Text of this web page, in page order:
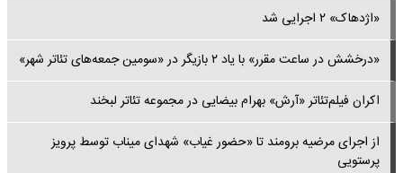
«اژدهاک» ۲ اجرایی شد
«درخشش در ساعت مقرر» با یاد ۲ بازیگر در «سومین جمعه‌های تئاتر شهر»
اکران فیلم‌تئاتر «آرش» بهرام بیضایی در مجموعه تئاتر لبخند
از اجرای مرضیه برومند تا «حضور غیاب» شهدای میناب توسط پرویز
پرستویی